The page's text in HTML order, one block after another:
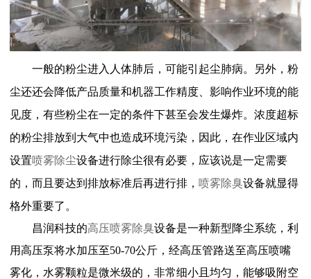
一般的粉尘进入人体肺后，可能引起尘肺病。另外，粉
尘还还会降低产品质量和机器工作精度、影响作业环境的能
见度，有些粉尘在一定的条件下甚至会发生爆炸。浓度超标
的粉尘排放到大气中也造成环境污染，因此，在作业区域内
设置喷雾除尘设备进行除尘很有必要，应该说是一定需要
的，而且要达到排放标准后再进行排， 喷雾除臭设备就显得
格外重要了 。
昌润科技的高压喷雾除臭设备是一种新型降尘系统，利
用高压泵将水加压至50-70公斤，经高压管路送至高压喷嘴
雾化，水雾颗粒是微米级的，非常细小且均匀，能够吸附空